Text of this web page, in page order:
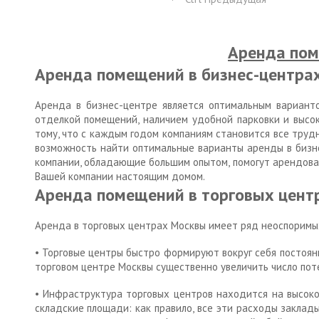
Аренда
Аренда помещений в бизнес-
Аренда в бизнес-центре является оптимальным
отделкой помещений, наличием удобной парковки и
тому, что с каждым годом компаниям становится все
возможность найти оптимальные варианты аренды в
компании, обладающие большим опытом, помогут
Вашей компании настоящим домом.
Аренда помещений в торговых
Аренда в торговых центрах Москвы имеет ряд
• Торговые центры быстро формируют вокруг себя
торговом центре Москвы существенно увеличить число
• Инфраструктура торговых центров находится на
складские площади: как правило, все эти расходы